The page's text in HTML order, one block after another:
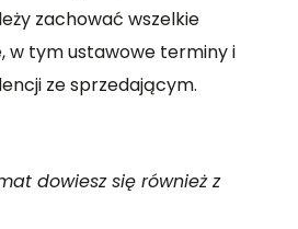
zachować wszelkie
w tym ustawowe terminy i
ze sprzedającym.
dowiesz się również z